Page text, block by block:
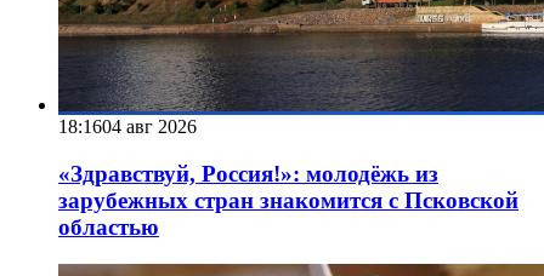
18:1604 авг 2026
«Здравствуй, Россия!»: молодёжь из
зарубежных стран знакомится с Псковской
областью